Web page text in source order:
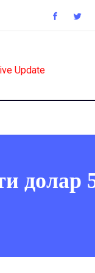
Update
долар